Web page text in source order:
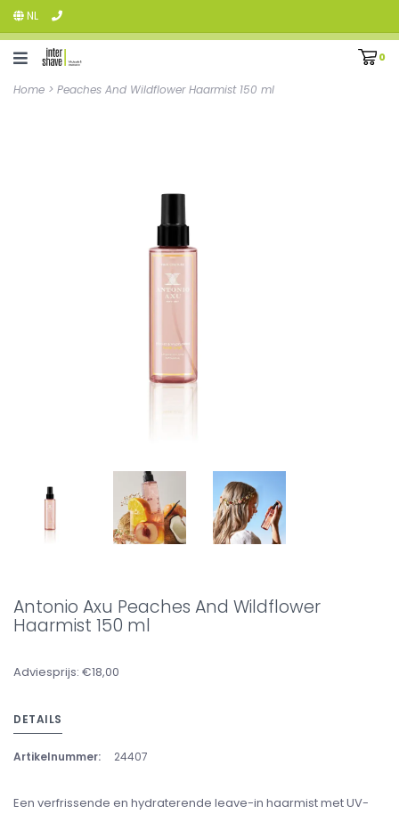
NL
0
Home > Peaches And Wildflower Haarmist 150 ml
Antonio Axu Peaches And Wildflower
Haarmist 150 ml
Adviesprijs: €18,00
DETAILS
Artikelnummer: 24407
Een verfrissende en hydraterende leave-in haarmist met UV-